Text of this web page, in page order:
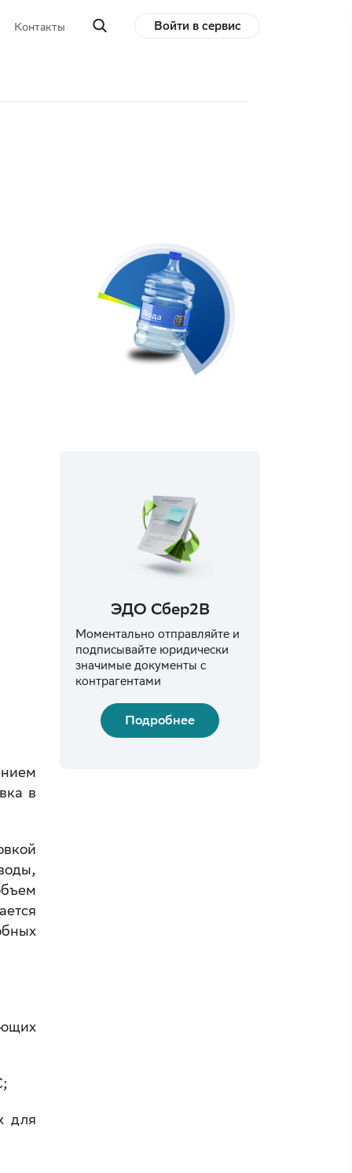
Контакты Войти в сервис
в
для
ЭДО Сбер2B
Моментально отправляйте и
подписывайте юридически
значимые документы с
контрагентами
Подробнее